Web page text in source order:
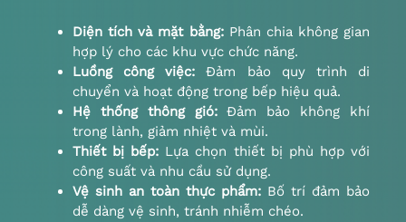
Diện tích và mặt bằng: Phân chia không gian
hợp lý cho các khu vực chức năng.
Luồng công việc: Đảm bảo quy trình di
chuyển và hoạt động trong bếp hiệu quả.
Hệ thống thông gió:Đảm bảo không khí
trong lành, giảm nhiệt và mùi.
Thiết bị bếp: Lựa chọn thiết bị phù hợp với
công suất và nhu cầu sử dụng.
Vệ sinh an toàn thực phẩm:Bố trí đảm bảo
dễ dàng vệ sinh, tránh nhiễm chéo.